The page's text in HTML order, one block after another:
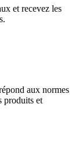
et recevez les
aux normes
produits et